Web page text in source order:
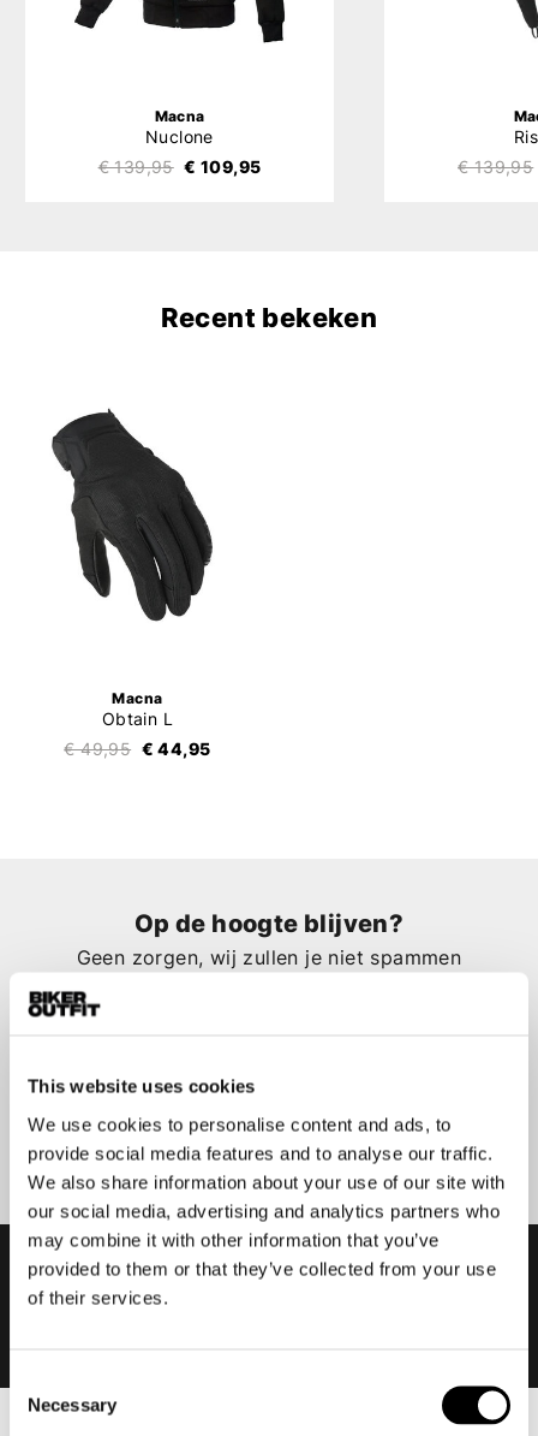
This website uses cookies
We use cookies to personalise content and ads, to
provide social media features and to analyse our traffic.
We also share information about your use of our site with
our social media, advertising and analytics partners who
may combine it with other information that you’ve
provided to them or that they’ve collected from your use
of their services.
Selection
Necessary
Macna
Nuclone
€ 139,95 € 109,95
€ 139,95
Recent bekeken
Macna
Obtain L
€ 49,95 € 44,95
Op de hoogte blijven?
Geen zorgen, wij zullen je niet spammen
Aanmelden